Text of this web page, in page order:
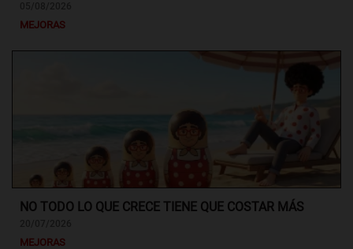
MEJORAS
NO TODO LO QUE CRECE TIENE QUE COSTAR MÁS
MEJORAS